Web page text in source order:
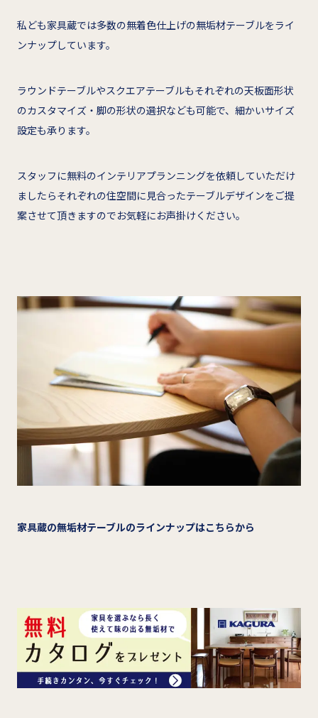
私ども家具蔵では多数の無着色仕上げの無垢材テーブルをライ
ンナップしています。
ラウンドテーブルやスクエアテーブルもそれぞれの天板面形状
のカスタマイズ・脚の形状の選択なども可能で、細かいサイズ
設定も承ります。
スタッフに無料のインテリアプランニングを依頼していただけ
ましたらそれぞれの住空間に見合ったテーブルデザインをご提
案させて頂きますのでお気軽にお声掛けください。
家具蔵の無垢材テーブルのラインナップはこちらから